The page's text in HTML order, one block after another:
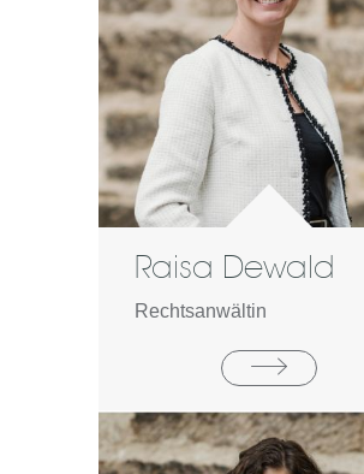
Raisa Dewald
Rechtsanwältin